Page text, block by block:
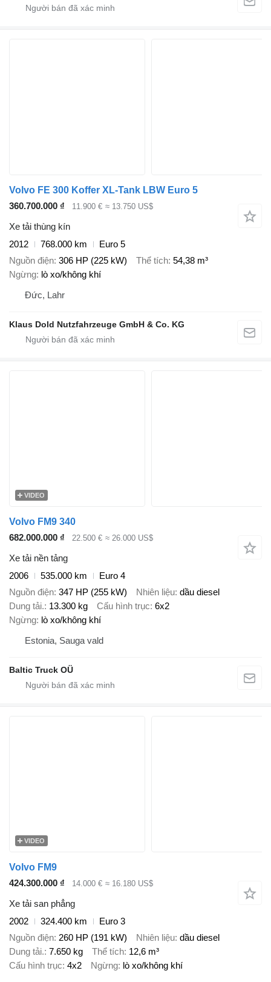
Volvo FE 300 Koffer XL-Tank LBW Euro 5
360.700.000 ₫
11.900 € ≈ 13.750 US$
Xe tải thùng kín
2012
768.000 km
Euro 5
Nguồn điện 306 HP (225 kW) Thể tích 54,38 m³
Ngừng lò xo/không khí
Đức, Lahr
Klaus Dold Nutzfahrzeuge GmbH & Co. KG
VIDEO
Volvo FM9 340
682.000.000 ₫
22.500 € ≈ 26.000 US$
Xe tải nền tảng
2006
535.000 km
Euro 4
Nguồn điện 347 HP (255 kW) Nhiên liệu dầu diesel
Dung tải. 13.300 kg Cấu hình trục 6x2
Ngừng lò xo/không khí
Estonia, Sauga vald
Baltic Truck OÜ
VIDEO
Volvo FM9
424.300.000 ₫
14.000 € ≈ 16.180 US$
Xe tải san phẳng
2002
324.400 km
Euro 3
Nguồn điện 260 HP (191 kW) Nhiên liệu dầu diesel
Dung tải. 7.650 kg Thể tích 12,6 m³
Cấu hình trục 4x2 Ngừng lò xo/không khí